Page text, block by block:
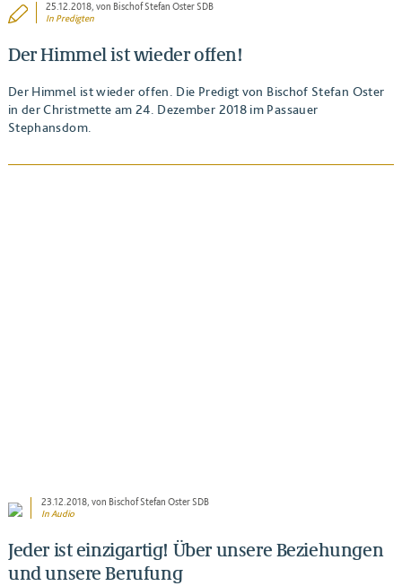
25.12.2018, von Bischof Stefan Oster SDB
In Predigten
Der Himmel ist wieder offen!
Der Himmel ist wieder offen. Die Predigt von Bischof Stefan Oster
in der Christmette am 24. Dezember 2018 im Passauer
Stephansdom.
23.12.2018, von Bischof Stefan Oster SDB
In Audio
Jeder ist einzigartig! Über unsere Beziehungen
und unsere Berufung